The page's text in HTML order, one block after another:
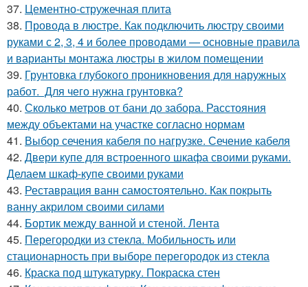
37. Цементно-стружечная плита
38. Провода в люстре. Как подключить люстру своими
руками с 2, 3, 4 и более проводами — основные правила
и варианты монтажа люстры в жилом помещении
39. Грунтовка глубокого проникновения для наружных
работ. Для чего нужна грунтовка?
40. Сколько метров от бани до забора. Расстояния
между объектами на участке согласно нормам
41. Выбор сечения кабеля по нагрузке. Сечение кабеля
42. Двери купе для встроенного шкафа своими руками.
Делаем шкаф-купе своими руками
43. Реставрация ванн самостоятельно. Как покрыть
ванну акрилом своими силами
44. Бортик между ванной и стеной. Лента
45. Перегородки из стекла. Мобильность или
стационарность при выборе перегородок из стекла
46. Краска под штукатурку. Покраска стен